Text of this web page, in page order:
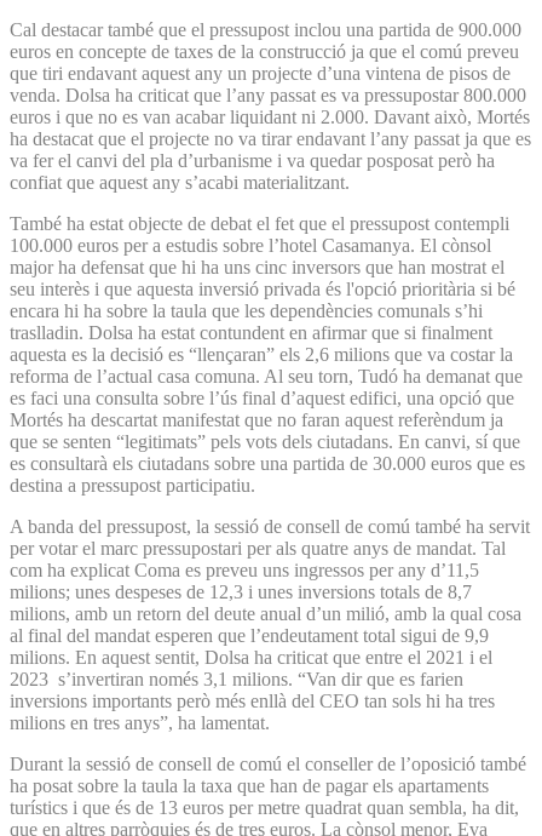
Cal destacar també que el pressupost inclou una partida de 900.000
euros en concepte de taxes de la construcció ja que el comú preveu
que tiri endavant aquest any un projecte d’una vintena de pisos de
venda. Dolsa ha criticat que l’any passat es va pressupostar 800.000
euros i que no es van acabar liquidant ni 2.000. Davant això, Mortés
ha destacat que el projecte no va tirar endavant l’any passat ja que es
va fer el canvi del pla d’urbanisme i va quedar posposat però ha
confiat que aquest any s’acabi materialitzant.
També ha estat objecte de debat el fet que el pressupost contempli
100.000 euros per a estudis sobre l’hotel Casamanya. El cònsol
major ha defensat que hi ha uns cinc inversors que han mostrat el
seu interès i que aquesta inversió privada és l'opció prioritària si bé
encara hi ha sobre la taula que les dependències comunals s’hi
traslladin. Dolsa ha estat contundent en afirmar que si finalment
aquesta es la decisió es “llençaran” els 2,6 milions que va costar la
reforma de l’actual casa comuna. Al seu torn, Tudó ha demanat que
es faci una consulta sobre l’ús final d’aquest edifici, una opció que
Mortés ha descartat manifestat que no faran aquest referèndum ja
que se senten “legitimats” pels vots dels ciutadans. En canvi, sí que
es consultarà els ciutadans sobre una partida de 30.000 euros que es
destina a pressupost participatiu.
A banda del pressupost, la sessió de consell de comú també ha servit
per votar el marc pressupostari per als quatre anys de mandat. Tal
com ha explicat Coma es preveu uns ingressos per any d’11,5
milions; unes despeses de 12,3 i unes inversions totals de 8,7
milions, amb un retorn del deute anual d’un milió, amb la qual cosa
al final del mandat esperen que l’endeutament total sigui de 9,9
milions. En aquest sentit, Dolsa ha criticat que entre el 2021 i el
2023 s’invertiran només 3,1 milions. “Van dir que es farien
inversions importants però més enllà del CEO tan sols hi ha tres
milions en tres anys”, ha lamentat.
Durant la sessió de consell de comú el conseller de l’oposició també
ha posat sobre la taula la taxa que han de pagar els apartaments
turístics i que és de 13 euros per metre quadrat quan sembla, ha dit,
que en altres parròquies és de tres euros. La cònsol menor, Eva